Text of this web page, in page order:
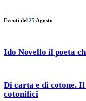
Eventi del 25 Agosto
Ido Novello il poeta
Di carta e di cotone.
cotonifici